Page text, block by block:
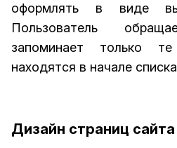
оформлять в виде
Пользователь
запоминает только
находятся в начале
Дизайн страниц сайта